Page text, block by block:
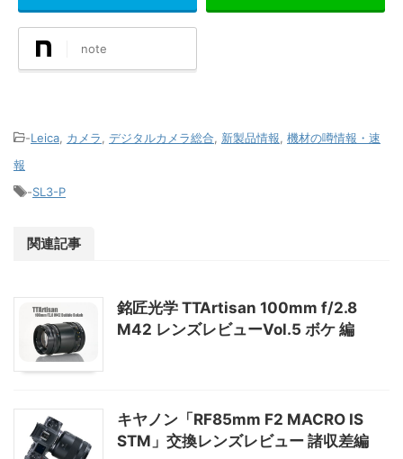
note
-Leica カメラ デジタルカメラ総合 新製品情報 機材の噂情報・速
報
-SL3-P
関連記事
銘匠光学 TTArtisan 100mm f/2.8
M42 レンズレビューVol.5 ボケ 編
キヤノン「RF85mm F2 MACRO IS
STM」交換レンズレビュー 諸収差編